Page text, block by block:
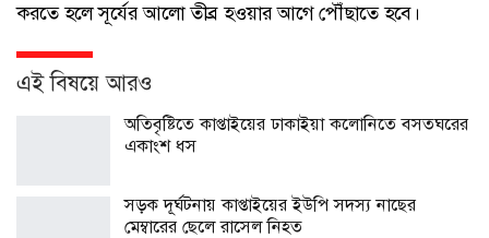
করতে হলে সূর্যের আলো তীব্র হওয়ার আগে পৌঁছাতে হবে।
এই বিষয়ে আরও
অতিবৃষ্টিতে কাপ্তাইয়ের ঢাকাইয়া কলোনিতে বসতঘরের
একাংশ ধস
সড়ক দূর্ঘটনায় কাপ্তাইয়ের ইউপি সদস্য নাছের
মেম্বারের ছেলে রাসেল নিহত